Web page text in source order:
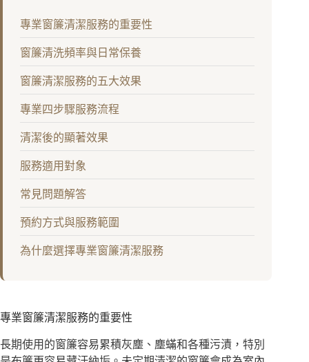
專業窗簾清潔服務的重要性
窗簾清洗頻率與日常保養
窗簾清潔服務的五大效果
專業四步驟服務流程
清潔後的顯著效果
服務適用對象
常見問題解答
預約方式與服務範圍
為什麼選擇專業窗簾清潔服務
專業窗簾清潔服務的重要性
長期使用的窗簾容易累積灰塵、塵蟎和各種污漬，特別